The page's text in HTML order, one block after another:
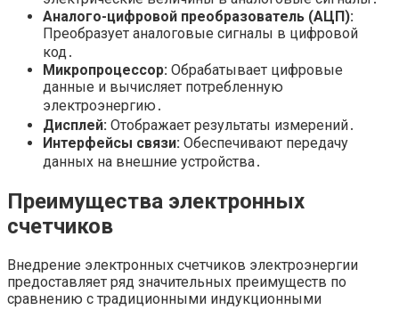
Аналого-цифровой преобразователь (АЦП):
Преобразует аналоговые сигналы в цифровой
код․
Микропроцессор: Обрабатывает цифровые
данные и вычисляет потребленную
электроэнергию․
Дисплей: Отображает результаты измерений․
Интерфейсы связи: Обеспечивают передачу
данных на внешние устройства․
Преимущества электронных
счетчиков
Внедрение электронных счетчиков электроэнергии
предоставляет ряд значительных преимуществ по
сравнению с традиционными индукционными